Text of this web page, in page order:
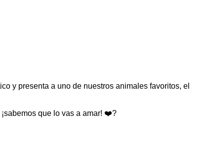
y presenta a uno de nuestros animales favoritos, el
que lo vas a amar! ❤️?